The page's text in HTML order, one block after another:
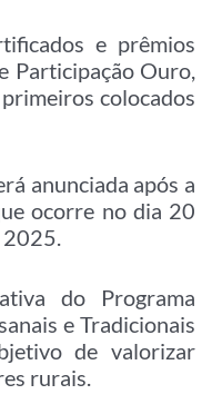
e prêmios
Participação Ouro,
colocados
anunciada após a
ocorre no dia 20
2025.
do Programa
e Tradicionais
de valorizar
rurais.